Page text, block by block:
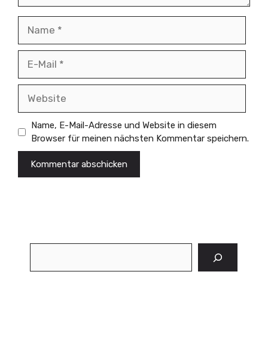
Mail
Name, E-Mail-Adresse und Website in diesem
Browser für meinen nächsten Kommentar speichern.